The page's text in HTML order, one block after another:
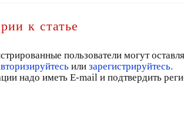
к статье
пользователи могут
или зарегистрируйтесь.
надо иметь E-mail и подтвердить